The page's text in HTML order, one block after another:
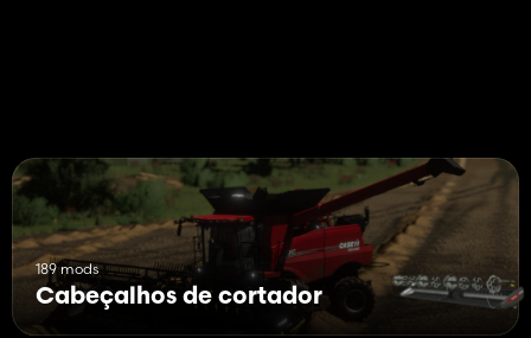
189 mods
Cabeçalhos de cortador